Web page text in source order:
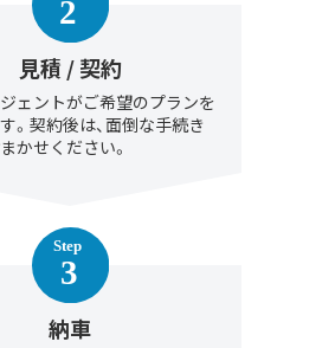
見積 / 契約
ェントがご希望のプランを
。契約後は、面倒な手続き
かせください。
納車